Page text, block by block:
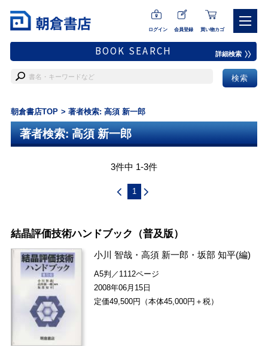
ログイン 会員登録 買い物カゴ
BOOK SEARCH 詳細検索
朝倉書店TOP 著者検索: 高須 新一郎
著者検索: 高須 新一郎
3件中 1-3件
1
結晶評価技術ハンドブック（普及版）
小川 智哉 ・高須 新一郎 ・坂部 知平(編)
A5判／1112ページ
2008年06月15日
定価49,500円（本体45,000円＋税）